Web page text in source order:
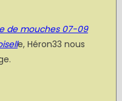
de mouches 07-09
e, Héron33 nous